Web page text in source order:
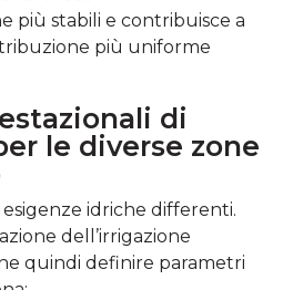
più stabili e contribuisce a
più uniforme
di
le diverse zone
idriche differenti.
dell’irrigazione
quindi definire parametri